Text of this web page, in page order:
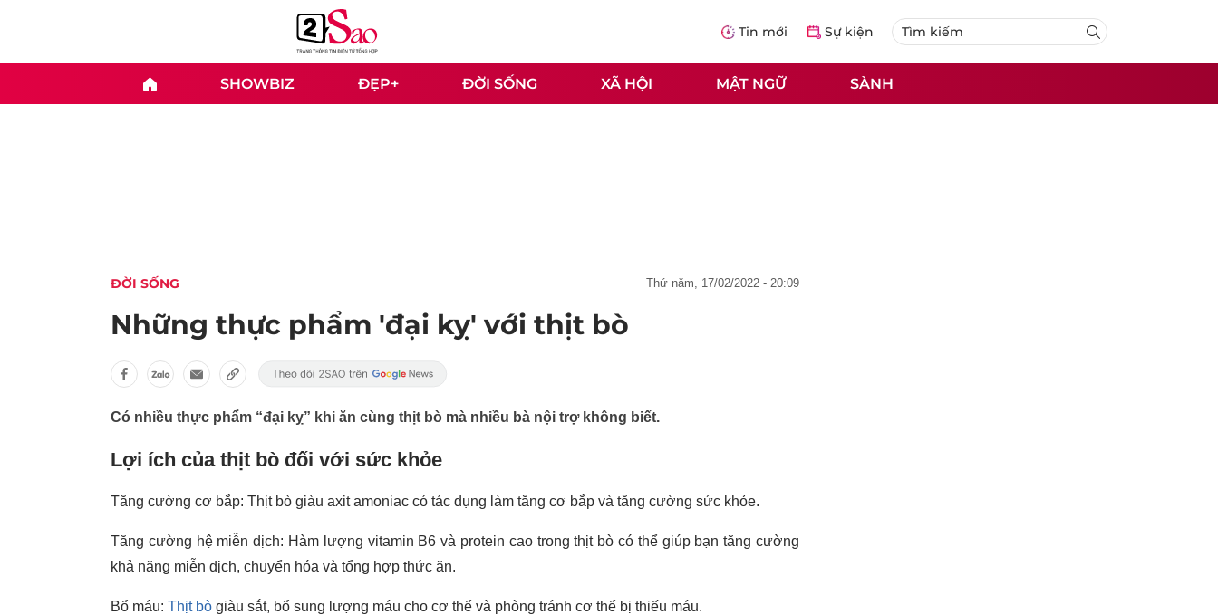
Tin mới Sự kiện
SHOWBIZ ĐẸP+ ĐỜI SỐNG XÃ HỘI MẬT NGỮ SÀNH
ĐỜI SỐNG thứ năm, 17/02/2022 - 20:09
Những thực phẩm 'đại kỵ' với thịt bò
Có nhiều thực phẩm “đại kỵ” khi ăn cùng thịt bò mà nhiều bà nội trợ không biết.
Lợi ích của thịt bò đối với sức khỏe
Tăng cường cơ bắp: Thịt bò giàu axit amoniac có tác dụng làm tăng cơ bắp và tăng cường sức khỏe.
Tăng cường hệ miễn dịch: Hàm lượng vitamin B6 và protein cao trong thịt bò có thể giúp bạn tăng cường
khả năng miễn dịch, chuyển hóa và tổng hợp thức ăn.
Bổ máu: Thịt bò giàu sắt, bổ sung lượng máu cho cơ thể và phòng tránh cơ thể bị thiếu máu.